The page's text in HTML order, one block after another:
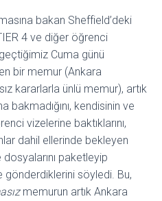
bakan Sheffield’deki
4 ve diğer öğrenci
Cuma günü
bir memur (Ankara
kararlarla ünlü memur), artık
bakmadığını, kendisinin ve
vizelerine baktıklarını,
dahil ellerinde bekleyen
paketleyip
gönderdiklerini söyledi. Bu,
memurun artık Ankara